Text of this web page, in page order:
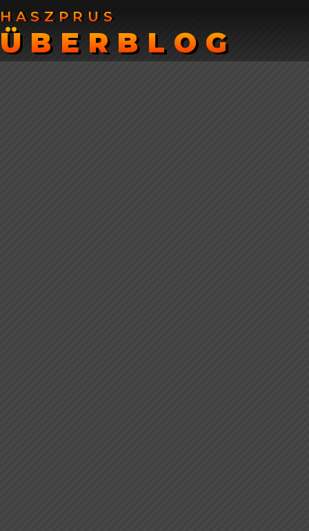
HASZPRUS
ÜBERBLOG
HASZPRUS
ÜBERBLOG